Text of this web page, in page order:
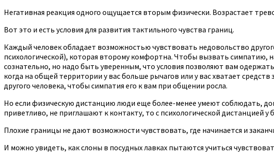
Негативная реакция одного ощущается вторым физически. Возрастает
Вот это и есть условия для развития тактильного чувства границ.
Каждый человек обладает возможностью чувствовать недовольство
психологической), которая второму комфортна. Чтобы вызвать
сознательно, но надо быть уверенным, что условия позволяют вам
когда на общей территории у вас больше рычагов или у вас хватает
другого человека, чтобы симпатия его к вам при общении росла.
Но если физическую дистанцию люди еще более-менее умеют соблюдать,
приветливо, не приглашают к контакту, то с психологической дистанцией
Плохие границы не дают возможности чувствовать, где начинается и
И можно увидеть, как слоны в посудных лавках пытаются учиться